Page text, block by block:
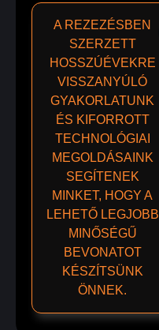
A REZEZÉSBEN
SZERZETT
HOSSZÚÉVEKRE
VISSZANYÚLÓ
GYAKORLATUNK
ÉS KIFORROTT
TECHNOLÓGIAI
MEGOLDÁSAINK
SEGÍTENEK
MINKET, HOGY A
LEHETŐ LEGJOBB
MINŐSÉGŰ
BEVONATOT
KÉSZÍTSÜNK
ÖNNEK.